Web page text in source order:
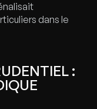
dans le
: